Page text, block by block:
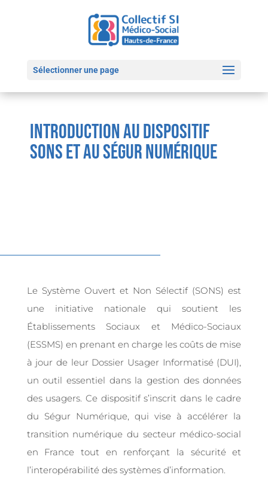
Sélectionner une page
Introduction au dispositif
SONS et au Ségur Numérique
Le Système Ouvert et Non Sélectif (SONS) est
une initiative nationale qui soutient les
Établissements Sociaux et Médico-Sociaux
(ESSMS) en prenant en charge les coûts de mise
à jour de leur Dossier Usager Informatisé (DUI),
un outil essentiel dans la gestion des données
des usagers. Ce dispositif s’inscrit dans le cadre
du Ségur Numérique, qui vise à accélérer la
transition numérique du secteur médico-social
en France tout en renforçant la sécurité et
l’interopérabilité des systèmes d’information.